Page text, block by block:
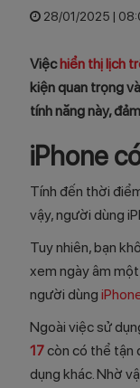
28/01/2025 |
Việchiển thị lịch
kiện quan trọng
tính năng này,
iPhone
Tính đến thời
vậy, người dùng
Tuy nhiên, bạn
xem ngày âm
người dùng
Ngoài việc sử
17còn có thể tận
dụng khác. Nhờ